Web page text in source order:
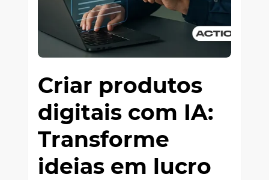
Criar produtos
digitais com IA:
Transforme
ideias em lucro